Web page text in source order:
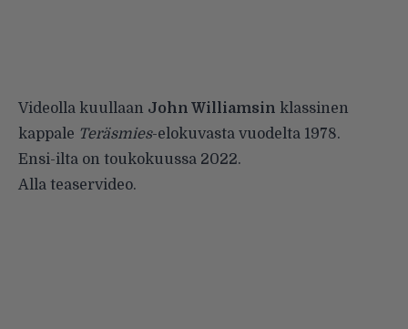
Videolla kuullaan John Williamsin klassinen
kappale Teräsmies-elokuvasta vuodelta 1978.
Ensi-ilta on toukokuussa 2022.
Alla teaservideo.